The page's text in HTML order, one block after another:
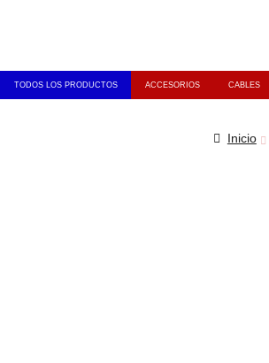
TODOS LOS PRODUCTOS ACCESORIOS CABLES
Inicio